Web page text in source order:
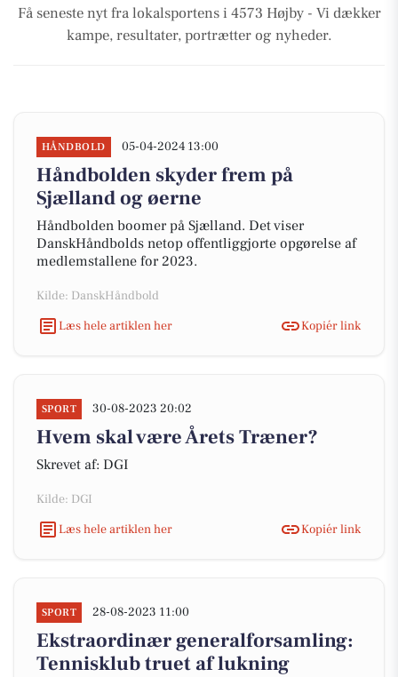
Få seneste nyt fra lokalsportens i 4573 Højby - Vi dækker
kampe, resultater, portrætter og nyheder.
HÅNDBOLD 05-04-2024 13:00
Håndbolden skyder frem på
Sjælland og øerne
Håndbolden boomer på Sjælland. Det viser
DanskHåndbolds netop offentliggjorte opgørelse af
medlemstallene for 2023.
Kilde: DanskHåndbold
Læs hele artiklen her
Kopiér link
SPORT 30-08-2023 20:02
Hvem skal være Årets Træner?
Skrevet af: DGI
Kilde: DGI
Læs hele artiklen her
Kopiér link
SPORT 28-08-2023 11:00
Ekstraordinær generalforsamling:
Tennisklub truet af lukning